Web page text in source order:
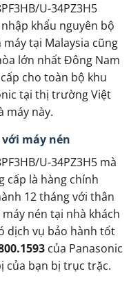
U-34PZ3H5
khẩu nguyên bộ
máy tại Malaysia cũng
lớn nhất Đông Nam
cho toàn bộ khu
tại thị trường Việt
máy này.
máy nén
U-34PZ3H5 mà
cấp là hàng chính
12 tháng với thân
nén tại nhà khách
dịch vụ bảo hành tốt
của Panasonic
của bạn bị trục trặc.